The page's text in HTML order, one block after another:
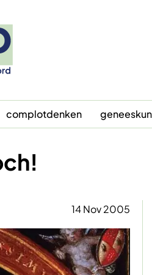
complotdenken
14 Nov 2005